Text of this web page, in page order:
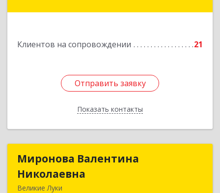
Клиентов на сопровождении 21
Отправить заявку
Показать контакты
Отправить заявку
Назад
Миронова Валентина
Николаевна
Великие Луки
Миронова Валентина